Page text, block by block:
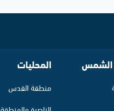
الشمس المحليات
منطقة القدس